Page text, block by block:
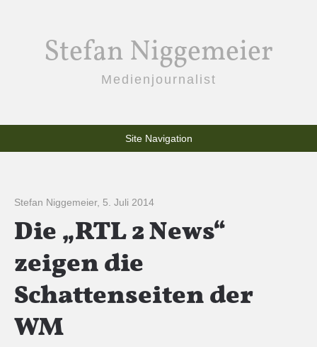
Stefan Niggemeier
Medienjournalist
Site Navigation
Stefan Niggemeier, 5. Juli 2014
Die „RTL 2 News“
zeigen die
Schattenseiten der
WM